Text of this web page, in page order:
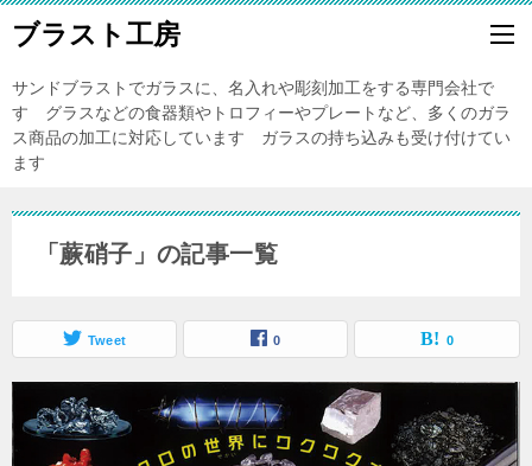
ブラスト工房
サンドブラストでガラスに、名入れや彫刻加工をする専門会社で
す グラスなどの食器類やトロフィーやプレートなど、多くのガラ
ス商品の加工に対応しています ガラスの持ち込みも受け付けてい
ます
「蕨硝子」の記事一覧
Tweet 0 0